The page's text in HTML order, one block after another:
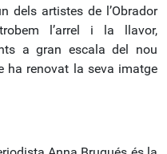
dels artistes de l’Obrador
l’arrel i la llavor,
a gran escala del nou
ha renovat la seva imatge